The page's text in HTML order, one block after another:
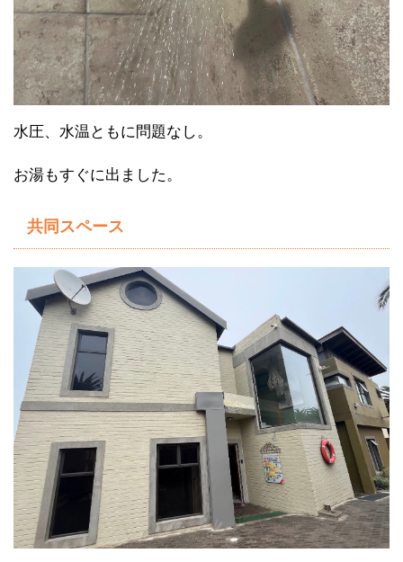
水圧、水温ともに問題なし。
お湯もすぐに出ました。
共同スペース